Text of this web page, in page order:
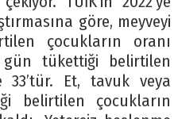
göre, meyveyi
çocukların oranı
tükettiği belirtilen
33’tür. Et, tavuk veya
belirtilen çocukların